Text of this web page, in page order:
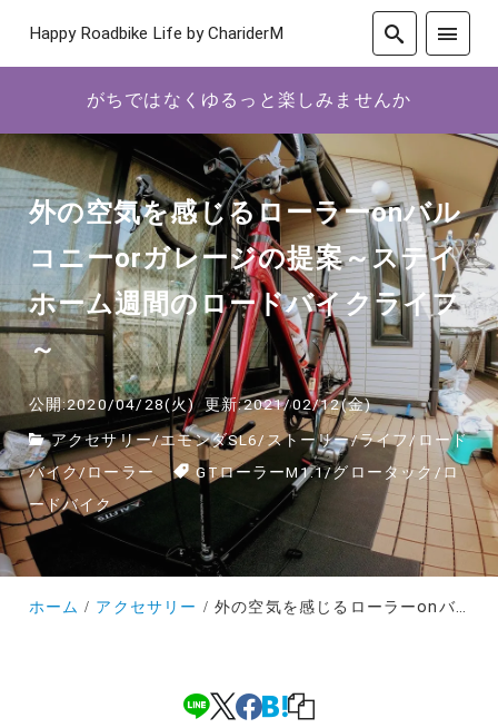
Happy Roadbike Life by ChariderM
がちではなくゆるっと楽しみませんか
外の空気を感じるローラーonバル
コニーorガレージの提案～ステイ
ホーム週間のロードバイクライフ
～
公開:2020/04/28(火) 更新:2021/02/12(金)
アクセサリー/エモンダSL6/ ストーリー/ライフ / ロード
バイク/ ローラー GTローラーM1.1/グロータック /ロ
ードバイク
ホーム アクセサリー 外の空気を感じるローラーonバルコニーorガレージの提案～ステイホーム週間のロードバイクライフ～